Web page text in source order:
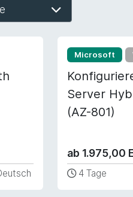
Microsoft
Server
(AZ-801)
ab 1.975,00
4 Tage